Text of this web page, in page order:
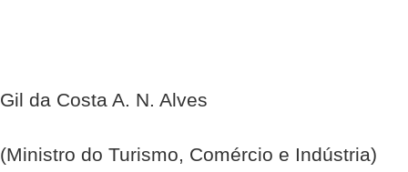
Gil da Costa A. N. Alves
(Ministro do Turismo, Comércio e Indústria)